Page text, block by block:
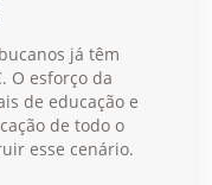
já têm
O esforço da
de educação e
de todo o
esse cenário.